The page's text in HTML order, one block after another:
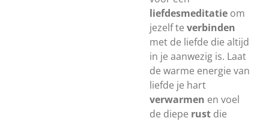
liefdesmeditatie om
jezelf te verbinden
met de liefde die altijd
in je aanwezig is. Laat
de warme energie van
liefde je hart
verwarmen en voel
de diepe rust die